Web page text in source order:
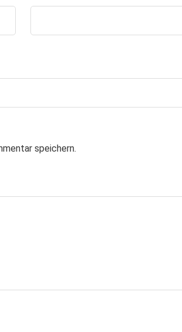
speichern.